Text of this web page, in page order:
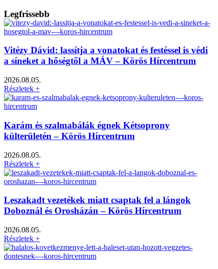
Legfrissebb
Vitézy Dávid: lassítja a vonatokat és festéssel is védi
a síneket a hőségtől a MÁV – Körös Hírcentrum
2026.08.05.
Részletek +
Karám és szalmabálák égnek Kétsoprony
külterületén – Körös Hírcentrum
2026.08.05.
Részletek +
Leszakadt vezetékek miatt csaptak fel a lángok
Doboznál és Orosházán – Körös Hírcentrum
2026.08.05.
Részletek +